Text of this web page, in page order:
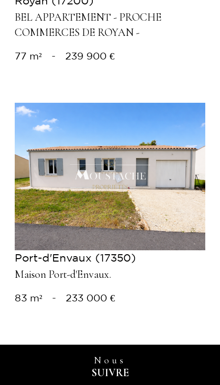
BEL APPARTEMENT - PROCHE
COMMERCES DE ROYAN -
77 m² - 239 900 €
Voir le bien
Port-d'Envaux (17350)
Maison Port-d'Envaux.
83 m² - 233 000 €
Nous
SUIVRE